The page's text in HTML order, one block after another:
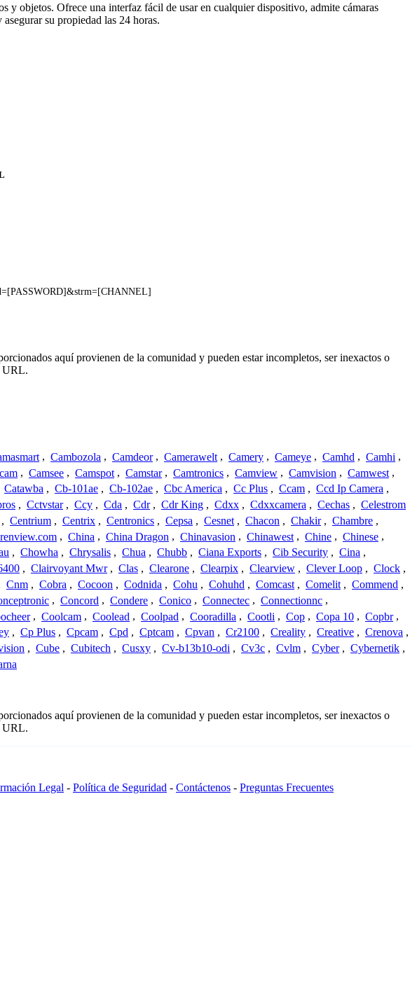
objetos. Ofrece una interfaz fácil de usar en cualquier dispositivo, admite cámaras
su propiedad las 24 horas.
aquí provienen de la comunidad y pueden estar incompletos, ser inexactos o
URL.
, Cambozola , Camdeor , Camerawelt , Camery , Cameye , Camhd , Camhi ,
, Camsee , Camspot , Camstar , Camtronics , Camview , Camvision , Camwest ,
Catawba , Cb-101ae , Cb-102ae , Cbc America , Cc Plus , Ccam , Ccd Ip Camera ,
, Cctvstar , Ccy , Cda , Cdr , Cdr King , Cdxx , Cdxxcamera , Cechas , Celestrom
, Centrium , Centrix , Centronics , Cepsa , Cesnet , Chacon , Chakir , Chambre ,
, China , China Dragon , Chinavasion , Chinawest , Chine , Chinese ,
, Chowha , Chrysalis , Chua , Chubb , Ciana Exports , Cib Security , Cina ,
, Clairvoyant Mwr , Clas , Clearone , Clearpix , Clearview , Clever Loop , Clock ,
Cnm , Cobra , Cocoon , Codnida , Cohu , Cohuhd , Comcast , Comelit , Commend ,
, Concord , Condere , Conico , Connectec , Connectionnc ,
, Coolcam , Coolead , Coolpad , Cooradilla , Cootli , Cop , Copa 10 , Copbr ,
, Cp Plus , Cpcam , Cpd , Cptcam , Cpvan , Cr2100 , Creality , Creative , Crenova ,
, Cube , Cubitech , Cusxy , Cv-b13b10-odi , Cv3c , Cvlm , Cyber , Cybernetik ,
aquí provienen de la comunidad y pueden estar incompletos, ser inexactos o
URL.
Legal - Política de Seguridad - Contáctenos - Preguntas Frecuentes